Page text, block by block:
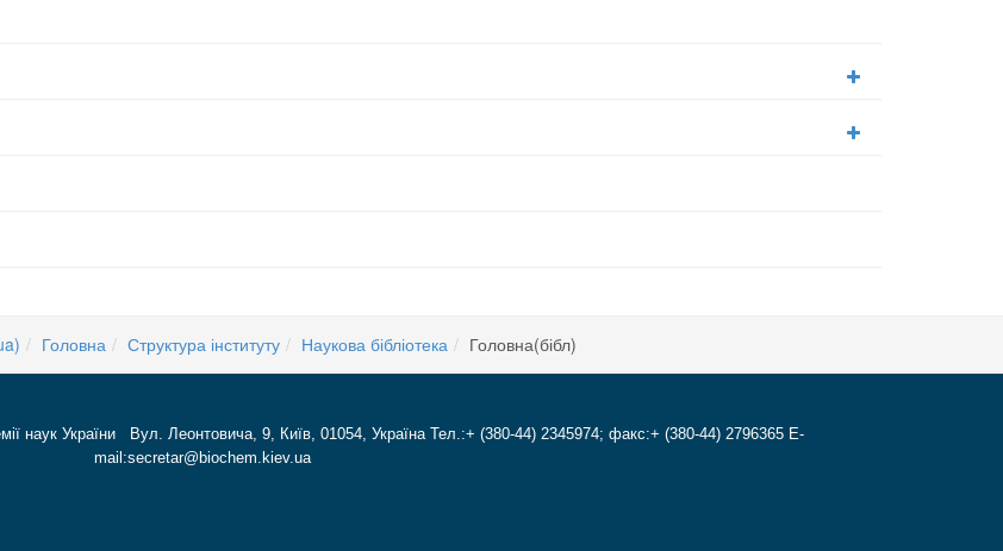
Головна Структура інституту Наукова бібліотека Головна(бібл)
наук України Вул. Леонтовича, 9, Київ, 01054, Україна Тел.:+ (380-44) 2345974; факс:+ (380-44) 2796365 E-
mail:secretar@biochem.kiev.ua